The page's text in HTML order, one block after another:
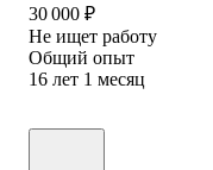
30 000 ₽
Не ищет работу
Общий опыт
16 лет 1 месяц